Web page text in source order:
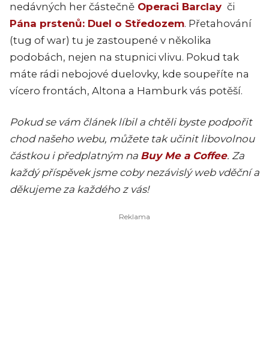
nedávných her částečně Operaci Barclay či
Pána prstenů: Duel o Středozem. Přetahování
(tug of war) tu je zastoupené v několika
podobách, nejen na stupnici vlivu. Pokud tak
máte rádi nebojové duelovky, kde soupeříte na
vícero frontách, Altona a Hamburk vás potěší.
Pokud se vám článek líbil a chtěli byste podpořit
chod našeho webu, můžete tak učinit libovolnou
částkou i předplatným na Buy Me a Coffee. Za
každý příspěvek jsme coby nezávislý web vděční a
děkujeme za každého z vás!